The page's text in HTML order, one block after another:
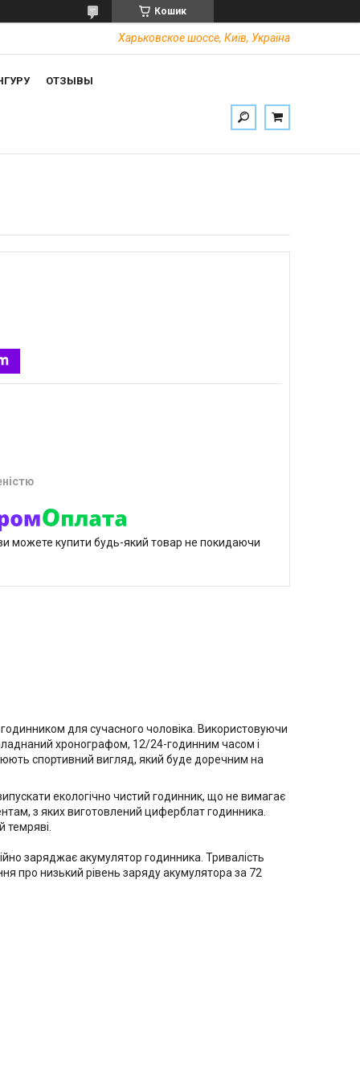
Кошик
Харьковское шоссе, Київ, Україна
ОТЗЫВЫ
можете купити будь-який товар не покидаючи
для сучасного чоловіка. Використовуючи
хронографом, 12/24-годинним часом і
спортивний вигляд, який буде доречним на
екологічно чистий годинник, що не вимагає
з яких виготовлений циферблат годинника.
темряві.
заряджає акумулятор годинника. Тривалість
про низький рівень заряду акумулятора за 72